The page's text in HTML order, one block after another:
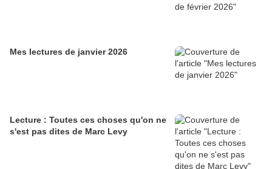
Mes lectures de janvier 2026
Lecture : Toutes ces choses qu'on ne
s'est pas dites de Marc Levy